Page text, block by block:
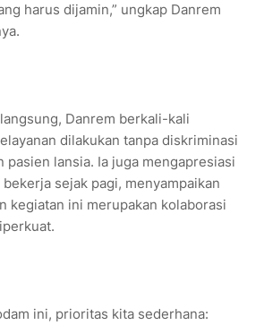
harus dijamin,” ungkap Danrem
Danrem berkali-kali
dilakukan tanpa diskriminasi
pasien lansia. Ia juga mengapresiasi
sejak pagi, menyampaikan
kegiatan ini merupakan kolaborasi
ini, prioritas kita sederhana: